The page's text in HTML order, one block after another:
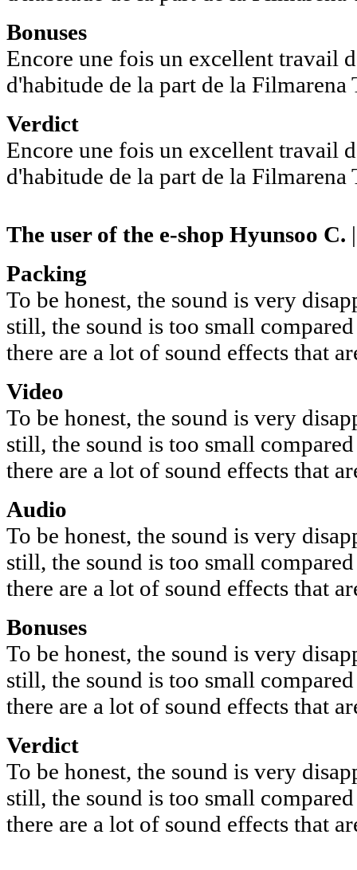
Bonuses
Encore une fois un excellent travail
d'habitude de la part de la Filmarena
Verdict
Encore une fois un excellent travail
d'habitude de la part de la Filmarena
The user of the e-shop Hyunsoo C.
Packing
To be honest, the sound is very
still, the sound is too small
there are a lot of sound effects that
Video
To be honest, the sound is very
still, the sound is too small
there are a lot of sound effects that
Audio
To be honest, the sound is very
still, the sound is too small
there are a lot of sound effects that
Bonuses
To be honest, the sound is very
still, the sound is too small
there are a lot of sound effects that
Verdict
To be honest, the sound is very
still, the sound is too small
there are a lot of sound effects that